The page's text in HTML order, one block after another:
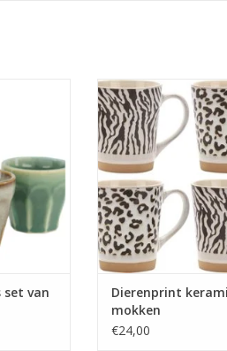
set van
Dierenprint
en zebra mokken, 4
TOEVOEGEN AAN
Dierenprint
mokken
€24,00